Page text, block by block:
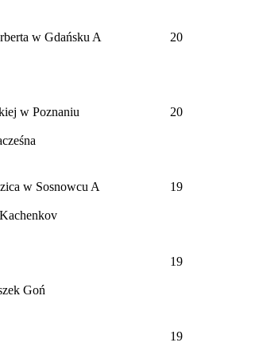
w Gdańsku A
20
w Poznaniu
20
w Sosnowcu A
19
Goń
19
19